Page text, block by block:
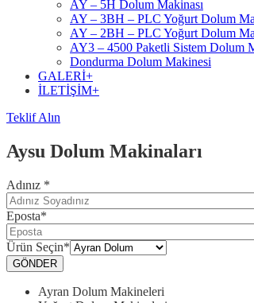
AY – 5H Dolum Makinası
AY – 3BH – PLC Yoğurt Dolum
AY – 2BH – PLC Yoğurt Dolum
AY3 – 4500 Paketli Sistem Dolum
Dondurma Dolum Makinesi
GALERİ+
İLETİŞİM+
Teklif Alın
Aysu Dolum Makinaları
Adınız *
Eposta*
Ürün Seçin*
Ayran Dolum Makineleri